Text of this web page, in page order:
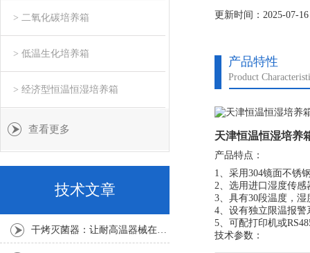
更新时间：2025-07-16
产品特性
Product
天津恒温恒湿培养
产品特点：
1、采用304镜面不锈
2、选用进口湿度传
3、具有30段温度，湿
4、设有独立限温报
5、可配打印机或
技术参数：
> 二氧化碳培养箱
> 低温生化培养箱
> 经济型恒温恒湿培养箱
查看更多
技术文章
干烤灭菌器：让耐高温器械在无水高温中重获无菌新生